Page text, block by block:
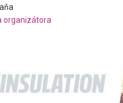
organizátora